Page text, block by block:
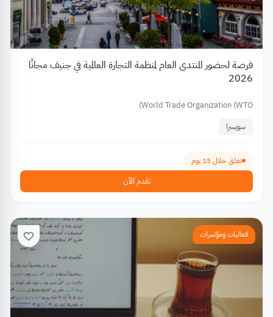
فرصة لحضور المنتدى العام لمنظمة التجارة العالمية في جنيف مجانًا
2026
World Trade Organization (WTO)
سويسرا
تغلق خلال 15 يوم
تقدم الآن
فعاليات ومؤتمرات